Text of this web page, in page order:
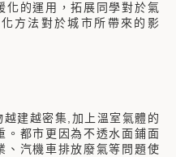
化的運用，拓展同學對於氣
方法對於城市所帶來的影
建越密集,加上溫室氣體的
。都市更因為不透水面鋪面
、汽機車排放廢氣等問題使